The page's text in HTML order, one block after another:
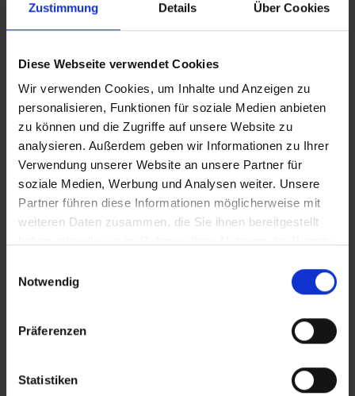
Zustimmung Details Über Cookies
Diese Webseite verwendet Cookies
Wir verwenden Cookies, um Inhalte und Anzeigen zu
personalisieren, Funktionen für soziale Medien anbieten
zu können und die Zugriffe auf unsere Website zu
analysieren. Außerdem geben wir Informationen zu Ihrer
Verwendung unserer Website an unsere Partner für
soziale Medien, Werbung und Analysen weiter. Unsere
Partner führen diese Informationen möglicherweise mit
weiteren Daten zusammen, die Sie ihnen bereitgestellt
Notwendig
Präferenzen
Statistiken
Schweißnahtbearbeitung, Entgraten, Anfasen oder